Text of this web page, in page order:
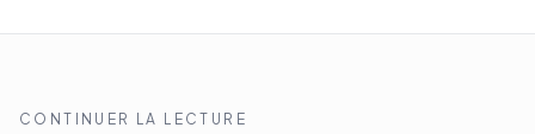
CONTINUER LA LECTURE